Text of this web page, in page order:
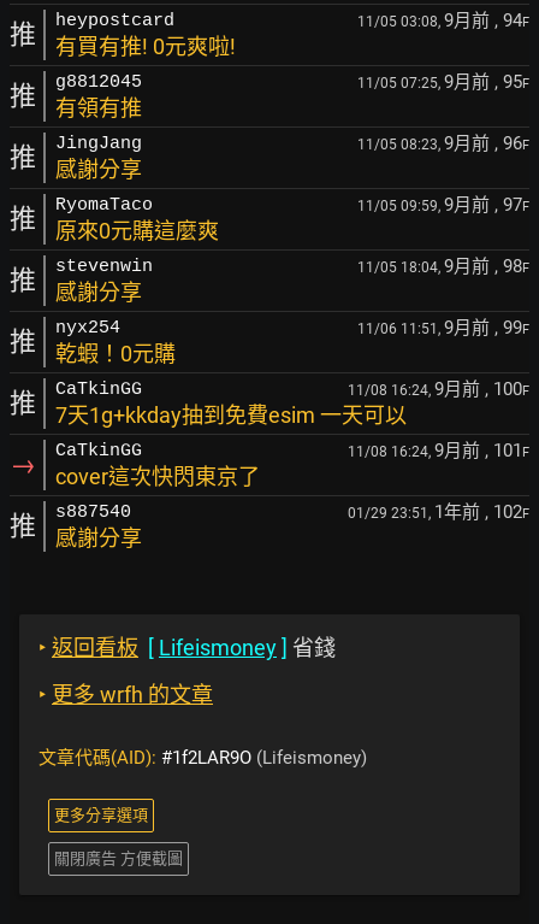
推 heypostcard 11/05 03:08, 9月前 , 94F
有買有推! 0元爽啦!
推 g8812045 11/05 07:25, 9月前 , 95F
有領有推
推 JingJang 11/05 08:23, 9月前 , 96F
感謝分享
推 RyomaTaco 11/05 09:59, 9月前 , 97F
原來0元購這麼爽
推 stevenwin 11/05 18:04, 9月前 , 98F
感謝分享
推 nyx254 11/06 11:51, 9月前 , 99F
乾蝦！0元購
推 CaTkinGG 11/08 16:24, 9月前 , 100F
7天1g+kkday抽到免費esim 一天可以
→ CaTkinGG 11/08 16:24, 9月前 , 101 F
cover這次快閃東京了
推 s887540 01/29 23:51, 1年前 , 102F
感謝分享
‣ 返回看板 [ Lifeismoney] 省錢
‣ 更多 wrfh 的文章
文章代碼(AID): #1f2LAR9O (Lifeismoney)
更多分享選項
關閉廣告 方便截圖